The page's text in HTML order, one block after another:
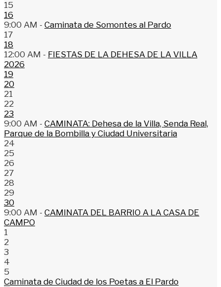
15
16
9:00 AM - Caminata de Somontes al Pardo
17
18
12:00 AM - FIESTAS DE LA DEHESA DE LA VILLA
2026
19
20
21
22
23
9:00 AM - CAMINATA: Dehesa de la Villa, Senda Real,
Parque de la Bombilla y Ciudad Universitaria
24
25
26
27
28
29
30
9:00 AM - CAMINATA DEL BARRIO A LA CASA DE
CAMPO
1
2
3
4
5
Caminata de Ciudad de los Poetas a El Pardo